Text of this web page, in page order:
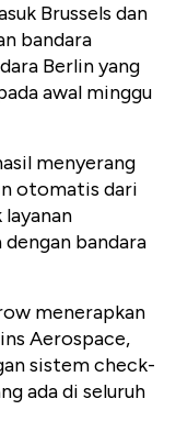
Brussels dan
bandara
Berlin yang
awal minggu
menyerang
otomatis dari
bandara
menerapkan
Aerospace,
sistem check-
ada di seluruh